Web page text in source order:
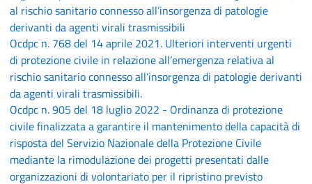
al rischio sanitario connesso all’insorgenza di patologie
derivanti da agenti virali trasmissibili
Ocdpc n. 768 del 14 aprile 2021. Ulteriori interventi urgenti
di protezione civile in relazione all’emergenza relativa al
rischio sanitario connesso all’insorgenza di patologie derivanti
da agenti virali trasmissibili.
Ocdpc n. 905 del 18 luglio 2022 - Ordinanza di protezione
civile finalizzata a garantire il mantenimento della capacità di
risposta del Servizio Nazionale della Protezione Civile
mediante la rimodulazione dei progetti presentati dalle
organizzazioni di volontariato per il ripristino previsto